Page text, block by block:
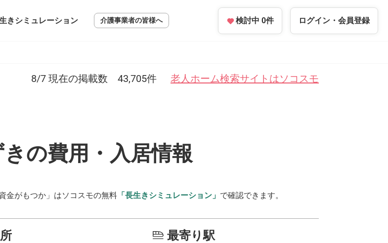
きシミュレーション 介護事業者の皆様へ 検討中 0件 ログイン・ 会員登録
8/7 現在の掲載数 43,705件 老人ホーム検索サイトはソコスモ
の費用・入居情報
金がもつか」はソコスモの無料 「長生きシミュレーション」 で確認できます。
最寄り駅